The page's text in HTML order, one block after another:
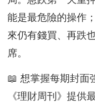
能是最危險的操作
來仍有錢買、再跌
席。
📖 想掌握每期封面
《理財周刊》提供